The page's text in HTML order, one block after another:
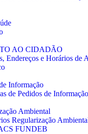
AO CIDADÃO
Endereços e Horários de
Informação
de Pedidos de Informação
Ambiental
Regularização
FUNDEB